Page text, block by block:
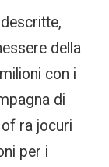
della
con i
di
ra jocuri
per i